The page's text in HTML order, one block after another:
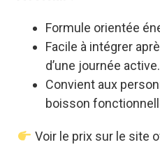
Formule orientée
Facile à intégrer
d’une journée active.
Convient aux
boisson
Voir le prix sur le site